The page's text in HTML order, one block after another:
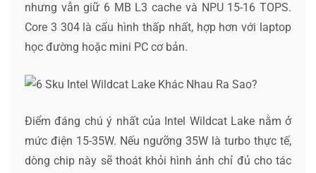
nhưng vẫn giữ 6 MB L3 cache và NPU 15-16 TOPS.
Core 3 304 là cấu hình thấp nhất, hợp hơn với laptop
học đường hoặc mini PC cơ bản.
Điểm đáng chú ý nhất của Intel Wildcat Lake nằm ở
mức điện 15-35W. Nếu ngưỡng 35W là turbo thực tế,
dòng chip này sẽ thoát khỏi hình ảnh chỉ đủ cho tác